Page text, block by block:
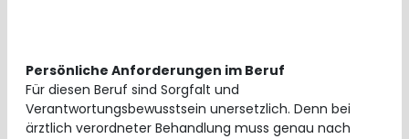
Persönliche Anforderungen im Beruf
Für diesen Beruf sind Sorgfalt und
Verantwortungsbewusstsein unersetzlich. Denn bei
ärztlich verordneter Behandlung muss genau nach